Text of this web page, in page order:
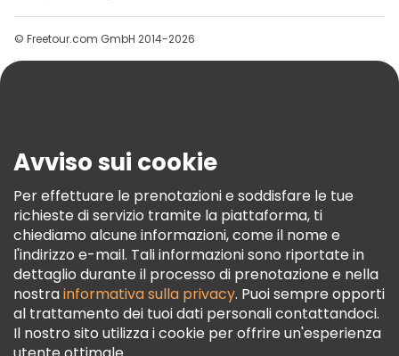
Gruppi
Aiuto
Termini E Condizioni
Informativa Sui Cookie
Freetour Premi
Programma Di Fidelizzazione
© Freetour.com GmbH 2014-2026
Avviso sui cookie
Per effettuare le prenotazioni e soddisfare le tue
richieste di servizio tramite la piattaforma, ti
chiediamo alcune informazioni, come il nome e
l'indirizzo e-mail. Tali informazioni sono riportate in
dettaglio durante il processo di prenotazione e nella
nostrainformativa sulla privacy. Puoi sempre opporti
al trattamento dei tuoi dati personali contattandoci.
Il nostro sito utilizza i cookie per offrire un'esperienza